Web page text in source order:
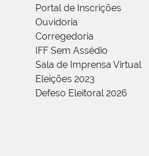
Portal de Inscrições
Ouvidoria
Corregedoria
IFF Sem Assédio
Sala de Imprensa Virtual
Eleições 2023
Defeso Eleitoral 2026